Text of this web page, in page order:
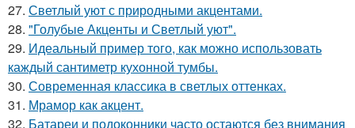
27. Светлый уют с природными акцентами.
28. "Голубые Акценты и Светлый уют".
29. Идеальный пример того, как можно использовать
каждый сантиметр кухонной тумбы.
30. Современная классика в светлых оттенках.
31. Мрамор как акцент.
32. Батареи и подоконники часто остаются без внимания